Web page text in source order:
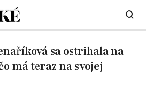
sa ostrihala na
má teraz na svojej